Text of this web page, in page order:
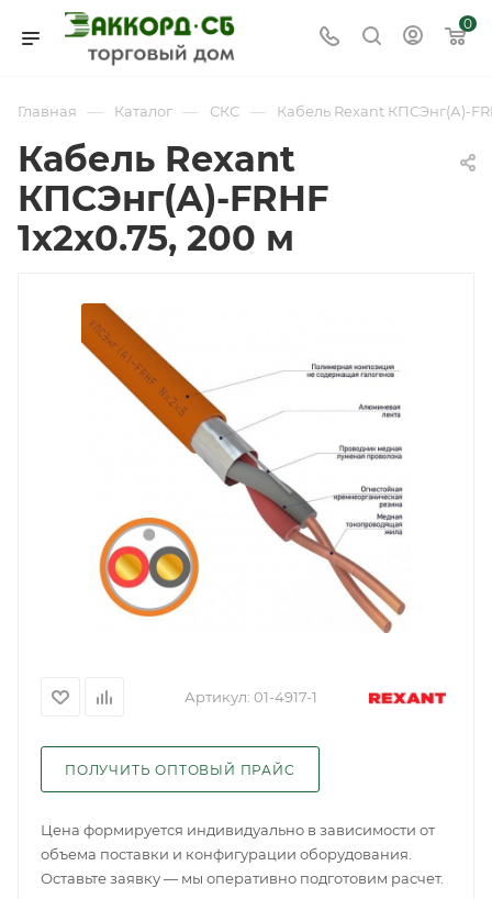
0
Главная — Каталог — СКС — Кабель Rexant КПСЭнг(А)-
Кабель Rexant
КПСЭнг(А)-FRHF
1x2x0.75, 200 м
Артикул: 01-4917-1
ПОЛУЧИТЬ ОПТОВЫЙ ПРАЙС
Цена формируется индивидуально в зависимости от
объема поставки и конфигурации оборудования.
Оставьте заявку — мы оперативно подготовим расчет.